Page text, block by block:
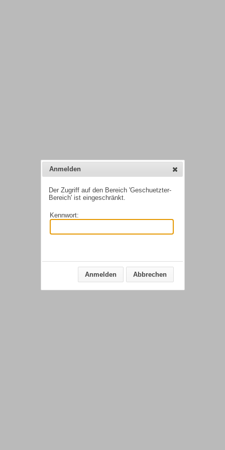
Anmelden
Der Zugriff auf den Bereich 'Geschuetzter-
Bereich' ist eingeschränkt.
Kennwort:
Anmelden Abbrechen